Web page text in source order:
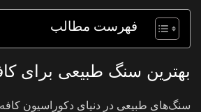
فهرست مطالب
بهترین سنگ طبیعی برای
سنگ‌های طبیعی در دنیای دکوراسیون